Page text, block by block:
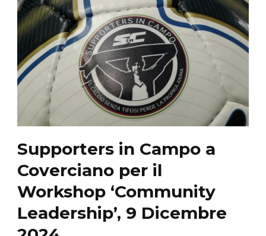
Supporters in Campo a
Coverciano per il
Workshop ‘Community
Leadership’, 9 Dicembre